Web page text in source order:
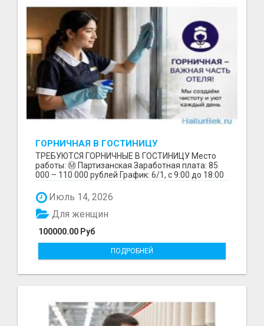
ГОРНИЧНАЯ В ГОСТИНИЦУ
ТРЕБУЮТСЯ ГОРНИЧНЫЕ В ГОСТИНИЦУ Место
работы: Ⓜ️ Партизанская Заработная плата: 85
000 – 110 000 рублей График: 6/1, с 9:00 до 18:00
Июль 14, 2026
100000.00 Руб
Для женщин
ПОДРОБНЕЙ